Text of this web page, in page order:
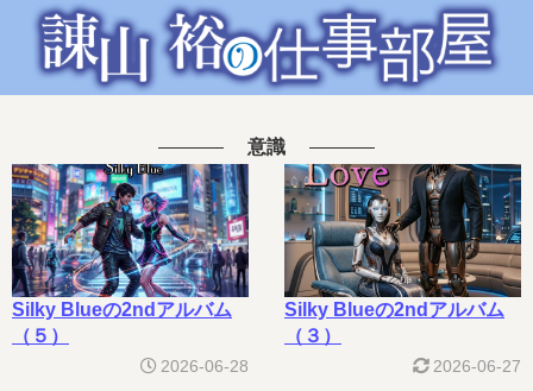
意識
Silky Blueの2ndアルバム
（５）
2026-06-28
Silky Blueの2ndアルバム
（３）
2026-06-27